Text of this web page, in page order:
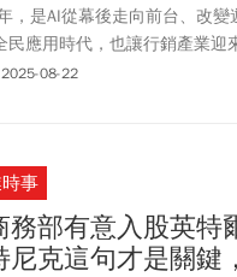
尼影業對當初的決定恐怕已懊
功激發拓展原創動畫與家庭的
霸主地位發起的挑戰。
，是AI從幕後走向前台、改變
民應用時代，也讓行銷產業迎
振勝國際行銷有限公司的創辦
2025-08-22
事
務部有意入股英特
尼克這句才是關鍵